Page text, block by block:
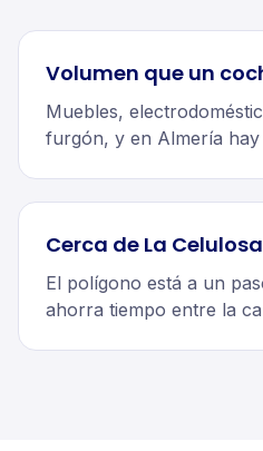
Volumen que un
Muebles,
furgón, y en Almería hay
Cerca de La Celulosa
El polígono está a un
ahorra tiempo entre la